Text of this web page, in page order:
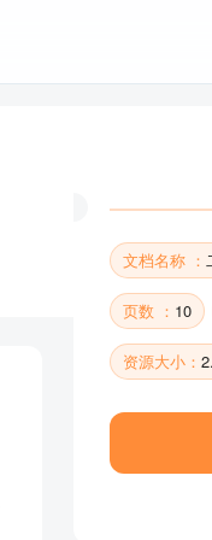
文档名称 ：
页数 ： 10
资源大小：